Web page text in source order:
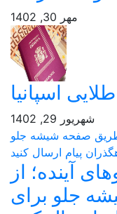
اسپانیا
شهریور 29, 1402
آینده؛ از
برای